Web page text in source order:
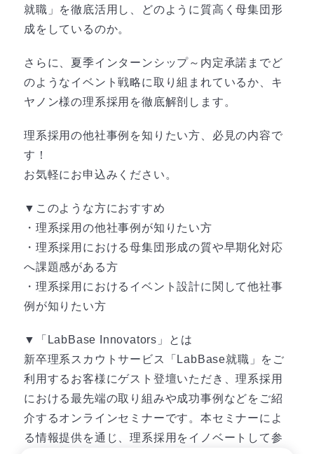
就職」を徹底活用し、どのように質高く母集団形
成をしているのか。
さらに、夏季インターンシップ～内定承諾までど
のようなイベント戦略に取り組まれているか、キ
ヤノン様の理系採用を徹底解剖します。
理系採用の他社事例を知りたい方、必見の内容で
す！
お気軽にお申込みください。
▼このような方におすすめ
・理系採用の他社事例が知りたい方
・理系採用における母集団形成の質や早期化対応
へ課題感がある方
・理系採用におけるイベント設計に関して他社事
例が知りたい方
▼「LabBase Innovators」とは
新卒理系スカウトサービス「LabBase就職」をご
利用するお客様にゲスト登壇いただき、理系採用
における最先端の取り組みや成功事例などをご紹
介するオンラインセミナーです。本セミナーによ
る情報提供を通じ、理系採用をイノベートして参